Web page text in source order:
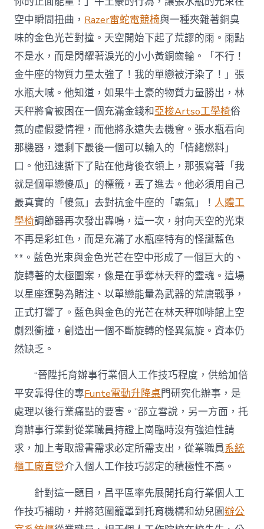
空中瞬間扭曲， Razer雷蛇電競椅與一種夾雜著銅臭
味的金色光芒對撞。天空開始下起了荒謬的雨。雨點
不是水，而是閃耀著淚光的小小黃銅齒輪。「不行！
金牛座的物質力量太強了！我的單戀被汙染了！」張
水瓶大喊。他知道，如果牛土豪的物質力量勝出，林
天秤將會被困在一個充滿金錢和亞梭Artso工學椅俗
氣的虛假愛情裡，而他將永遠失去機會。張水瓶看向
那機器，還剩下最後一個可以輸入的「情緒燃料」
口。他迅速撕下了貼在他背後衣領上，那張寫著「我
就是個單戀傻瓜」的標籤，丟了進去。他必須用自己
最真實的「傻氣」去對抗金牛座的「霸氣」！ 人體工
學椅調節器再次發出轟鳴，這一次，射向天空的光束
不再是彩虹色，而是充滿了水瓶座特有的怪誕藍色
**。藍色光束與金色光芒在空中形成了一個巨大的、
旋轉著的太極圖案，像是在爭奪林天秤的靈魂。這場
以星座運勢為賭注、以單戀能量為武器的荒唐戰爭，
正式打響了。藍色與金色的光芒在林天秤咖啡館上空
劇烈衝撞，創造出一個不斷旋轉的怪異氣旋。資本仍
然缺乏。
“晉陞托育辦事行業個人工作技巧程度，供給加倍
平安靠得住的專Funte電動升降桌門研究化辦事，是
處理以後行業痛點的要害。”邵立雪說，另一方面，托
育辦事行業對從業職員持證上崗臨時沒有強迫性請
求，加上考取證書需求必定所需支出，從業職員系統
櫃工廠直營介入個人工作技巧認定的積極性不高。
針對這一題目，昌平區率先展開托育行業個人工
作技巧補助，并將范圍籠罩到托育機構和幼兒園辦公